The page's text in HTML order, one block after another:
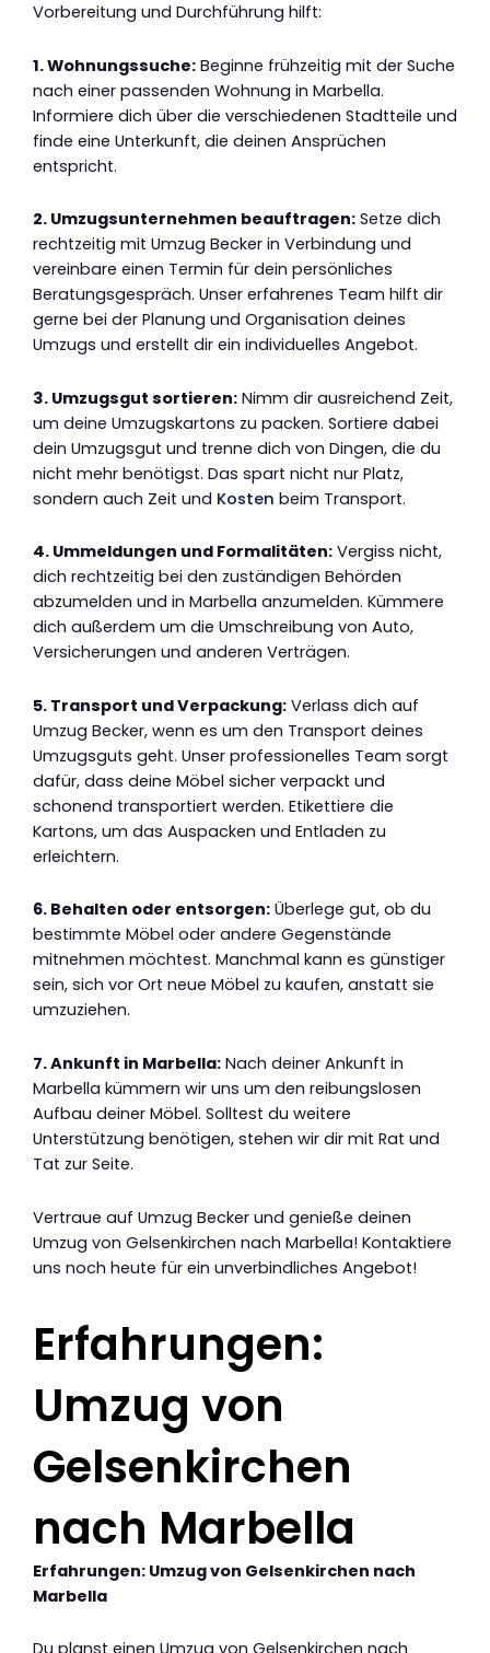
Vorbereitung und Durchführung hilft:
1. Wohnungssuche: Beginne frühzeitig mit der Suche
nach einer passenden Wohnung in Marbella.
Informiere dich über die verschiedenen Stadtteile und
finde eine Unterkunft, die deinen Ansprüchen
entspricht.
2. Umzugsunternehmen beauftragen: Setze dich
rechtzeitig mit Umzug Becker in Verbindung und
vereinbare einen Termin für dein persönliches
Beratungsgespräch. Unser erfahrenes Team hilft dir
gerne bei der Planung und Organisation deines
Umzugs und erstellt dir ein individuelles Angebot.
3. Umzugsgut sortieren: Nimm dir ausreichend Zeit,
um deine Umzugskartons zu packen. Sortiere dabei
dein Umzugsgut und trenne dich von Dingen, die du
nicht mehr benötigst. Das spart nicht nur Platz,
sondern auch Zeit und Kosten beim Transport.
4. Ummeldungen und Formalitäten: Vergiss nicht,
dich rechtzeitig bei den zuständigen Behörden
abzumelden und in Marbella anzumelden. Kümmere
dich außerdem um die Umschreibung von Auto,
Versicherungen und anderen Verträgen.
5. Transport und Verpackung: Verlass dich auf
Umzug Becker, wenn es um den Transport deines
Umzugsguts geht. Unser professionelles Team sorgt
dafür, dass deine Möbel sicher verpackt und
schonend transportiert werden. Etikettiere die
Kartons, um das Auspacken und Entladen zu
erleichtern.
6. Behalten oder entsorgen: Überlege gut, ob du
bestimmte Möbel oder andere Gegenstände
mitnehmen möchtest. Manchmal kann es günstiger
sein, sich vor Ort neue Möbel zu kaufen, anstatt sie
umzuziehen.
7. Ankunft in Marbella: Nach deiner Ankunft in
Marbella kümmern wir uns um den reibungslosen
Aufbau deiner Möbel. Solltest du weitere
Unterstützung benötigen, stehen wir dir mit Rat und
Tat zur Seite.
Vertraue auf Umzug Becker und genieße deinen
Umzug von Gelsenkirchen nach Marbella! Kontaktiere
uns noch heute für ein unverbindliches Angebot!
Erfahrungen:
Umzug von
Gelsenkirchen
nach Marbella
Erfahrungen: Umzug von Gelsenkirchen nach
Marbella